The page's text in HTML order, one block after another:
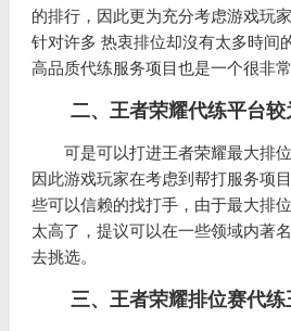
的排行，因此更为充分考虑游戏玩
针对许多 热衷排位却沒有太多時间
高品质代练服务项目也是一个很非常
二、王者荣耀代练平台较
可是可以打进王者荣耀最大排位
因此游戏玩家在考虑到帮打服务项
些可以信赖的找打手，由于最大排
太高了，提议可以在一些领域内著
去挑选。
三、王者荣耀排位赛代练